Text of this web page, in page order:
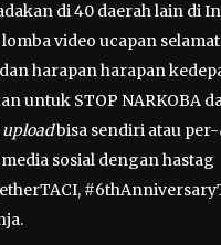
di 40 daerah lain di
video ucapan
harapan harapan
untuk STOP NARKOBA
uploadbisa sendiri atau per-
sosial dengan hastag